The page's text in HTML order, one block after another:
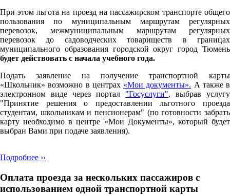
При этом льгота на проезд на пассажирском транспорте общего
пользования по муниципальным маршрутам регулярных
перевозок, межмуниципальным маршрутам регулярных
перевозок до садоводческих товариществ в границах
муниципального образования городской округ город Тюмень
будет действовать с начала учебного года.
Подать заявление на получение транспортной карты
«Школьник» возможно в центрах «Мои документы». А также в
электронном виде через портал "Госуслуги", выбрав услугу
"Принятие решения о предоставлении льготного проезда
студентам, школьникам и пенсионерам" (по готовности забрать
карту необходимо в центре «Мои Документы», который будет
выбран Вами при подаче заявления).
Подробнее ››
Оплата проезда за нескольких пассажиров с
использованием одной транспортной карты